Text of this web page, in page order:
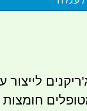
לייצור